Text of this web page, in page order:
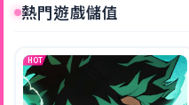
熱門遊戲儲值
HOT